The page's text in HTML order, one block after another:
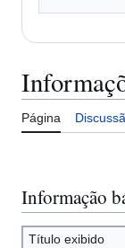
Página
Informação
Título exibido